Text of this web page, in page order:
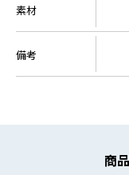
素材
備考
商